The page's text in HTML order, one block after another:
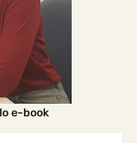
e-book